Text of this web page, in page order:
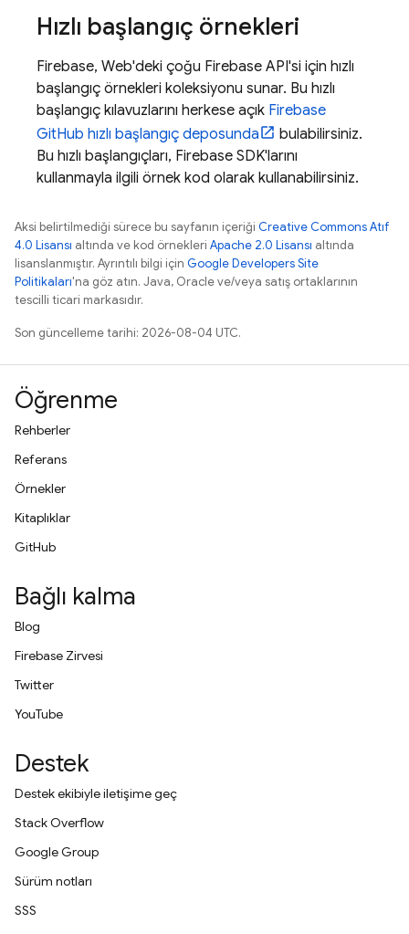
Hızlı başlangıç örnekleri
Firebase, Web'deki çoğu Firebase API'si için hızlı
başlangıç örnekleri koleksiyonu sunar. Bu hızlı
başlangıç kılavuzlarını herkese açık Firebase
GitHub hızlı başlangıç deposunda
bulabilirsiniz.
Bu hızlı başlangıçları, Firebase SDK'larını
kullanmayla ilgili örnek kod olarak kullanabilirsiniz.
Aksi belirtilmediği sürece bu sayfanın içeriği Creative Commons Atıf
4.0 Lisansı altında ve kod örnekleri Apache 2.0 Lisansı altında
lisanslanmıştır. Ayrıntılı bilgi için Google Developers Site
Politikaları'na göz atın. Java, Oracle ve/veya satış ortaklarının
tescilli ticari markasıdır.
Son güncelleme tarihi: 2026-08-04 UTC.
Öğrenme
Rehberler
Referans
Örnekler
Kitaplıklar
GitHub
Bağlı kalma
Blog
Firebase Zirvesi
Twitter
YouTube
Destek
Destek ekibiyle iletişime geç
Stack Overflow
Google Group
Sürüm notları
SSS